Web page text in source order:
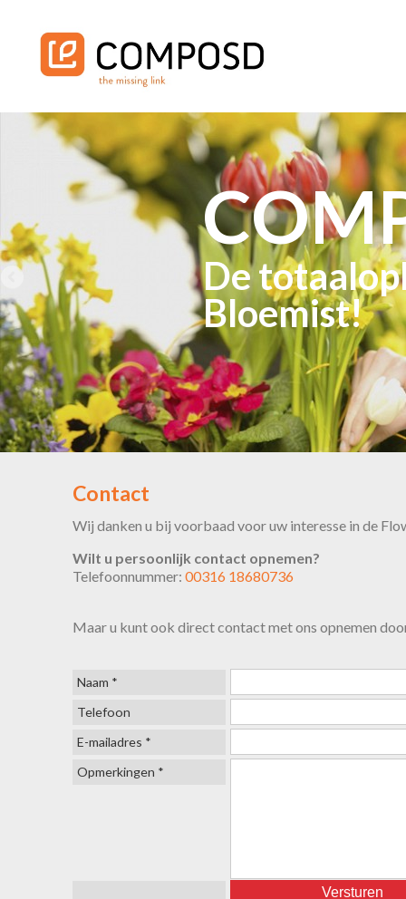
De
Bloemist!
Contact
Wij danken u bij voorbaad voor uw interesse in de
Wilt u persoonlijk contact opnemen?
Telefoonnummer: 00316 18680736
Maar u kunt ook direct contact met ons opnemen
Naam *
Telefoon
E-mailadres *
Opmerkingen *